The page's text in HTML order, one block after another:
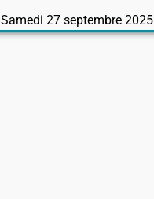
Samedi 27 septembre 2025